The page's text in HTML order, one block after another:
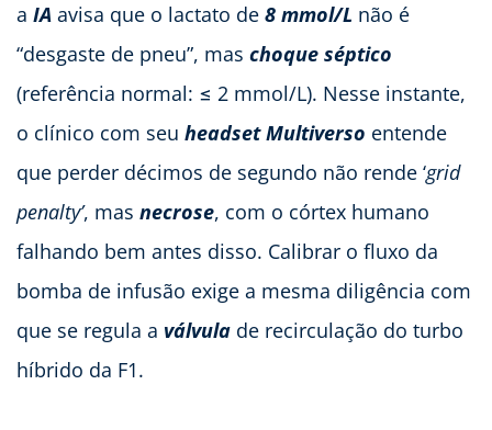
a IA avisa que o lactato de 8 mmol/L não é
“desgaste de pneu”, mas choque séptico
(referência normal: ≤ 2 mmol/L). Nesse instante,
o clínico com seu headset Multiverso entende
que perder décimos de segundo não rende ‘grid
penalty’, mas necrose, com o córtex humano
falhando bem antes disso. Calibrar o fluxo da
bomba de infusão exige a mesma diligência com
que se regula a válvula de recirculação do turbo
híbrido da F1.